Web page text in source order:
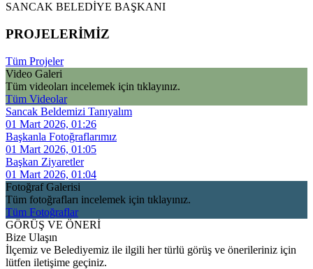
SANCAK BELEDİYE BAŞKANI
PROJELERİMİZ
Tüm Projeler
Video Galeri
Tüm videoları incelemek için tıklayınız.
Tüm Videolar
Sancak Beldemizi Tanıyalım
01 Mart 2026, 01:26
Başkanla Fotoğraflarımız
01 Mart 2026, 01:05
Başkan Ziyaretler
01 Mart 2026, 01:04
Fotoğraf Galerisi
Tüm fotoğrafları incelemek için tıklayınız.
Tüm Fotoğraflar
GÖRÜŞ VE ÖNERİ
Bize Ulaşın
İlçemiz ve Belediyemiz ile ilgili her türlü görüş ve önerileriniz için
lütfen iletişime geçiniz.